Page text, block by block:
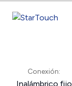
Conexión:
Inalámbrico fijo